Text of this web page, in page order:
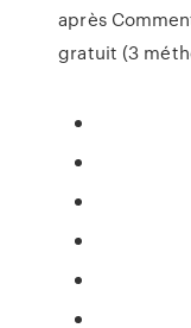
après
gratuit (3